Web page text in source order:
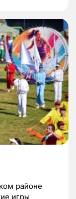
районе
игры